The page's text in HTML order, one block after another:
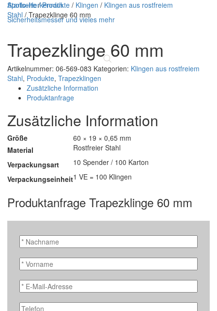
Apollo-Herkenrath
Sicherheitsmesser und vieles mehr
Startseite/Produkte / Klingen / Klingen aus rostfreiem
Stahl / Trapezklinge 60 mm
Trapezklinge 60 mm
Artikelnummer: 06-569-083 Kategorien: Klingen aus rostfreiem
Stahl, Produkte, Trapezklingen
Zusätzliche Information
Produktanfrage
Zusätzliche Information
Größe
60 × 19 × 0,65 mm
Material
Rostfreier Stahl
Verpackungsart
10 Spender / 100 Karton
Verpackungseinheit1 VE = 100 Klingen
Produktanfrage Trapezklinge 60 mm